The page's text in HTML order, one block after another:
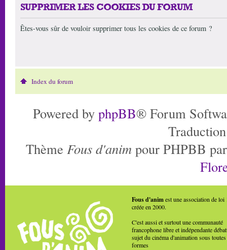
SUPPRIMER LES COOKIES DU FORUM
Êtes-vous sûr de vouloir supprimer tous les cookies de ce forum ?
Index du forum
Powered by phpBB® Forum
Thème Fous d'anim pour PHPBB
Fous d'animest une association de loi
créée en 2000.
C'est aussi et surtout une communauté
francophone libre et indépendante
sujet du cinéma d'animation sous toutes
formes